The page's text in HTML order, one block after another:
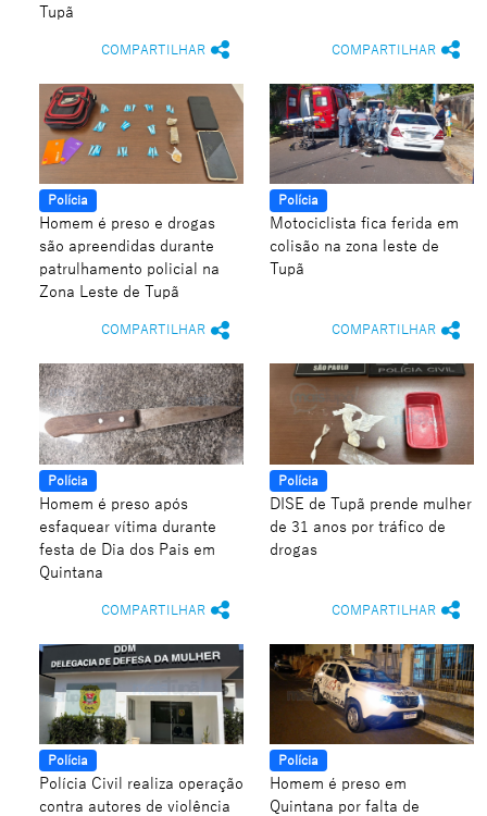
Tupã
COMPARTILHAR COMPARTILHAR
Polícia
Homem é preso e drogas
são apreendidas durante
patrulhamento policial na
Zona Leste de Tupã
COMPARTILHAR
Polícia
Motociclista fica ferida em
colisão na zona leste de
Tupã
COMPARTILHAR
Polícia
Homem é preso após
esfaquear vítima durante
festa de Dia dos Pais em
Quintana
COMPARTILHAR
Polícia
DISE de Tupã prende mulher
de 31 anos por tráfico de
drogas
COMPARTILHAR
Polícia
Polícia Civil realiza operação
contra autores de violência
Polícia
Homem é preso em
Quintana por falta de